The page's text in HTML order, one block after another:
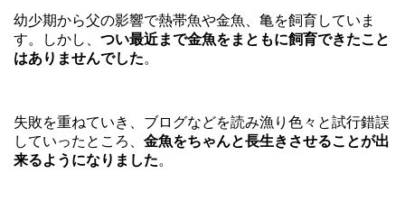
幼少期から父の影響で熱帯魚や金魚、亀を飼育していま
す。しかし、 つい最近まで金魚をまともに飼育できたこと
はありませんでした。
失敗を重ねていき、ブログなどを読み漁り色々と試行錯誤
していったところ、 金魚をちゃんと長生きさせることが出
来るようになりました。